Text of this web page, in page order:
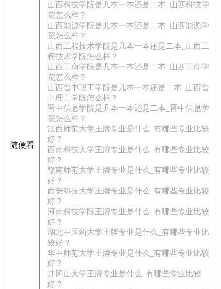
随便看
山西科技学院是几本一本还是二本_山西科技学
院怎么样？
山西能源学院是几本一本还是二本_山西能源学
院怎么样？
山西工程技术学院是几本一本还是二本_山西工
程技术学院怎么样？
山西工商学院是几本一本还是二本_山西工商学
院怎么样？
山西晋中理工学院是几本一本还是二本_山西晋
中理工学院怎么样？
晋中信息学院是几本一本还是二本_晋中信息学
院怎么样？
江西师范大学王牌专业是什么_有哪些专业比较
好？
西南科技大学王牌专业是什么_有哪些专业比较
好？
赣南师范大学王牌专业是什么_有哪些专业比较
好？
西安科技大学王牌专业是什么_有哪些专业比较
好？
河南科技学院王牌专业是什么_有哪些专业比较
好？
湖北中医药大学王牌专业是什么_有哪些专业比
较好？
华中师范大学王牌专业是什么_有哪些专业比较
好？
井冈山大学王牌专业是什么_有哪些专业比较
好？